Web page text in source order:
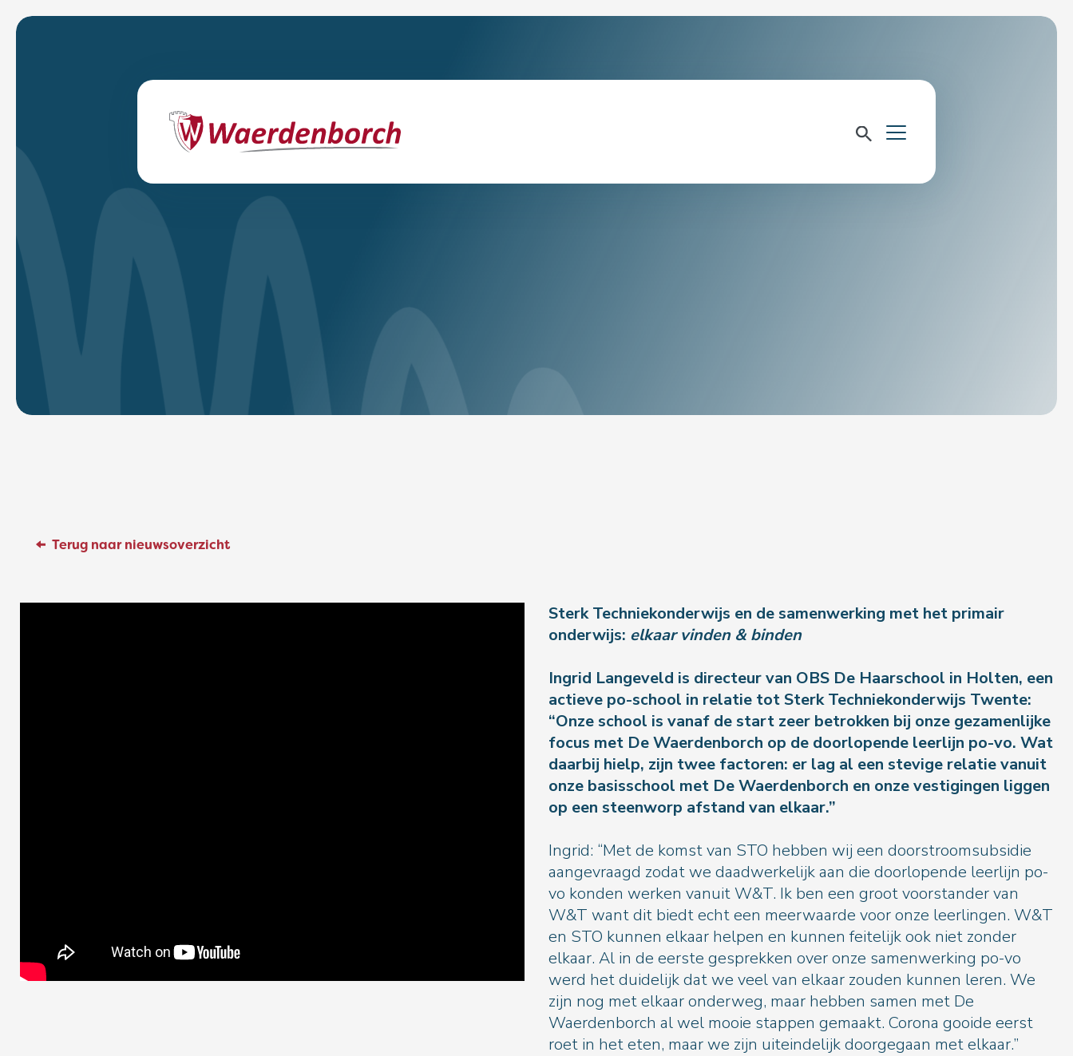
Terug naar nieuwsoverzicht
Sterk Techniekonderwijs en de samenwerking met het primair
onderwijs: elkaar vinden & binden
Ingrid Langeveld is directeur van OBS De Haarschool in Holten, een
actieve po-school in relatie tot Sterk Techniekonderwijs Twente:
“Onze school is vanaf de start zeer betrokken bij onze gezamenlijke
focus met De Waerdenborch op de doorlopende leerlijn po-vo. Wat
daarbij hielp, zijn twee factoren: er lag al een stevige relatie vanuit
onze basisschool met De Waerdenborch en onze vestigingen liggen
op een steenworp afstand van elkaar.”
Ingrid: “Met de komst van STO hebben wij een doorstroomsubsidie
aangevraagd zodat we daadwerkelijk aan die doorlopende leerlijn po-
vo konden werken vanuit W&T. Ik ben een groot voorstander van
W&T want dit biedt echt een meerwaarde voor onze leerlingen. W&T
en STO kunnen elkaar helpen en kunnen feitelijk ook niet zonder
elkaar. Al in de eerste gesprekken over onze samenwerking po-vo
werd het duidelijk dat we veel van elkaar zouden kunnen leren. We
zijn nog met elkaar onderweg, maar hebben samen met De
Waerdenborch al wel mooie stappen gemaakt. Corona gooide eerst
roet in het eten, maar we zijn uiteindelijk doorgegaan met elkaar.”